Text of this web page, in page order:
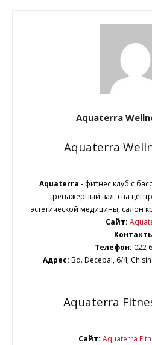
Aquaterra
Aquaterra
Aquaterrа - фитнес клуб с
тренажёрный зал, спа
эстетической медицины, салон
Сайт:
Телефон: 022
Адрес: Bd. Decebal, 6/4,
Aquaterra
Сайт: Aquaterra